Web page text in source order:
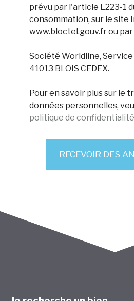
prévu par l'article L223-1
consommation, sur le site
www.bloctel.gouv.fr ou
Société Worldline, Service
41013 BLOIS CEDEX.
Pour en savoir plus sur le
données personnelles,
politique de confidentialité
RECEVOIR DES